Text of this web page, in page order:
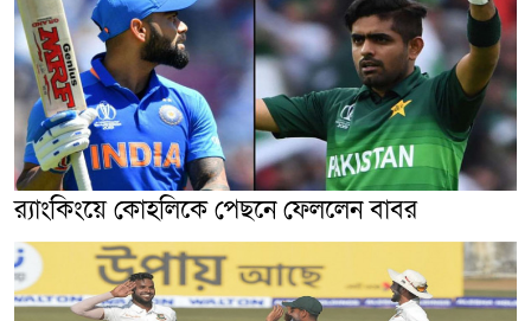
র‌্যাংকিংয়ে কোহলিকে পেছনে ফেললেন বাবর